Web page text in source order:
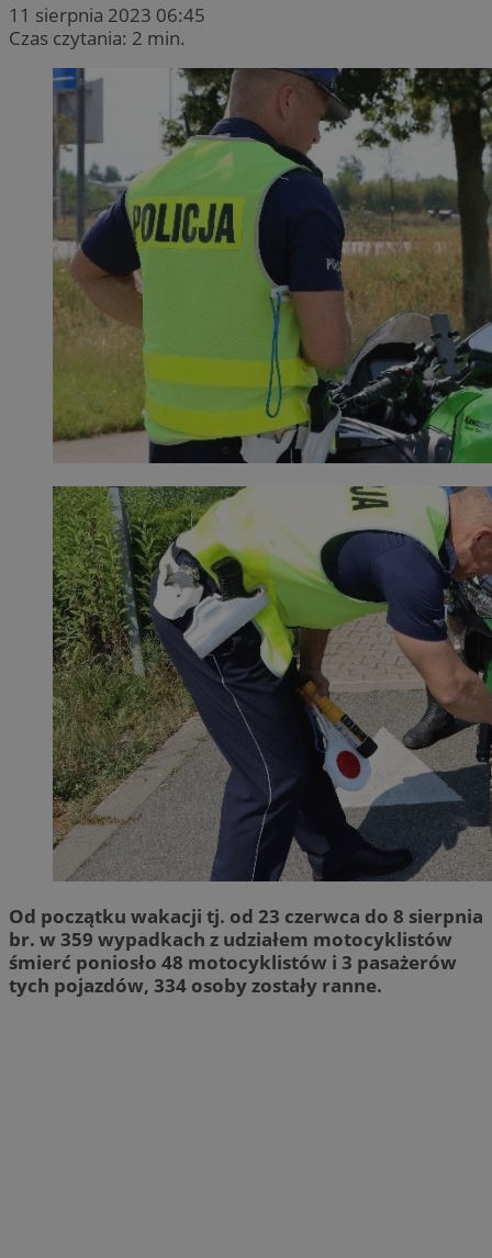
11 sierpnia 2023 06:45
Czas czytania: 2 min.
Od początku wakacji tj. od 23 czerwca do 8 sierpnia
br. w 359 wypadkach z udziałem motocyklistów
śmierć poniosło 48 motocyklistów i 3 pasażerów
tych pojazdów, 334 osoby zostały ranne.